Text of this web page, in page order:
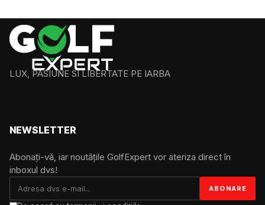
LUX, PASIUNE SI LIBERTATE PE IARBA
NEWSLETTER
Abonați-vă, iar noutățile GolfExpert vor ateriza direct în
inboxul dvs!